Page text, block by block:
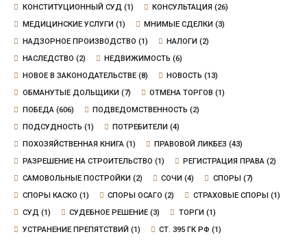
КОНСТИТУЦИОННЫЙ СУД (1) КОНСУЛЬТАЦИЯ (26)
МЕДИЦИНСКИЕ УСЛУГИ (1) МНИМЫЕ СДЕЛКИ (3)
НАДЗОРНОЕ ПРОИЗВОДСТВО (1) НАЛОГИ (2)
НАСЛЕДСТВО (2) НЕДВИЖИМОСТЬ (6)
НОВОЕ В ЗАКОНОДАТЕЛЬСТВЕ(8) НОВОСТЬ (13)
ОБМАНУТЫЕ ДОЛЬЩИКИ (7) ОТМЕНА ТОРГОВ (1)
ПОБЕДА(606) ПОДВЕДОМСТВЕННОСТЬ (2)
ПОДСУДНОСТЬ (1) ПОТРЕБИТЕЛИ (4)
ПОХОЗЯЙСТВЕННАЯ КНИГА(1) ПРАВОВОЙ ЛИКБЕЗ (43)
РАЗРЕШЕНИЕ НА СТРОИТЕЛЬСТВО (1) РЕГИСТРАЦИЯ ПРАВА (2)
САМОВОЛЬНЫЕ ПОСТРОЙКИ (2) СОЧИ (4) СПОРЫ (7)
СПОРЫ КАСКО (1) СПОРЫ ОСАГО (2) СТРАХОВЫЕ СПОРЫ (1)
СУД (1) СУДЕБНОЕ РЕШЕНИЕ (3) ТОРГИ (1)
УСТРАНЕНИЕ ПРЕПЯТСТВИЙ (1) СТ. 395 ГК РФ (1)